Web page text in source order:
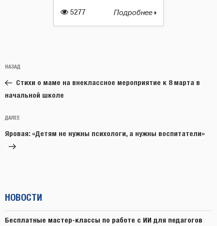
5277 Подробнее
по
записям
Предыдущая
запись:
НАЗАД
Стихи о маме на внеклассное мероприятие к 8 марта в
начальной школе
Следующая
запись
ДАЛЕЕ
Яровая: «Детям не нужны психологи, а нужны воспитатели»
НОВОСТИ
Бесплатные мастер-классы по работе с ИИ для педагогов